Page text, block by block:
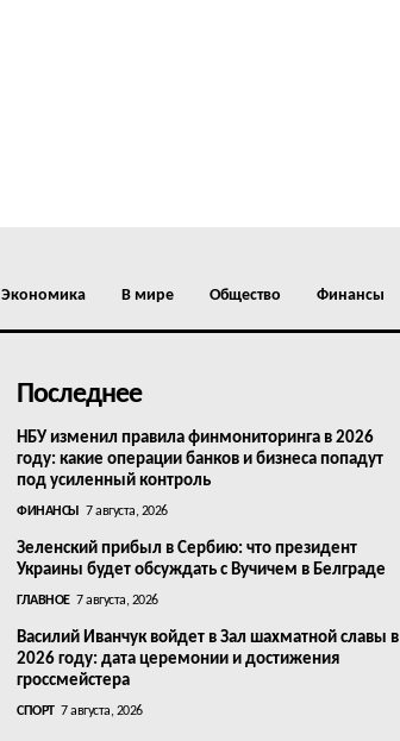
Экономика В мире Общество Финансы
Последнее
НБУ изменил правила финмониторинга в 2026
году: какие операции банков и бизнеса попадут
под усиленный контроль
ФИНАНСЫ 7 августа, 2026
Зеленский прибыл в Сербию: что президент
Украины будет обсуждать с Вучичем в Белграде
ГЛАВНОЕ 7 августа, 2026
Василий Иванчук войдет в Зал шахматной славы в
2026 году: дата церемонии и достижения
гроссмейстера
СПОРТ 7 августа, 2026